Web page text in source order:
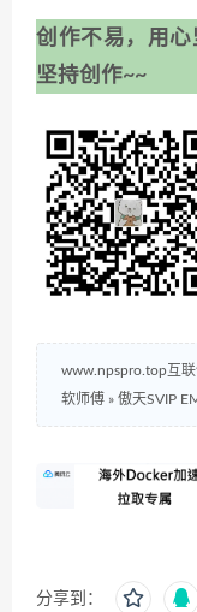
创作不易，用
坚持创作~~
www.npspro.top互
软师傅 » 傲天SVIP
分享到：